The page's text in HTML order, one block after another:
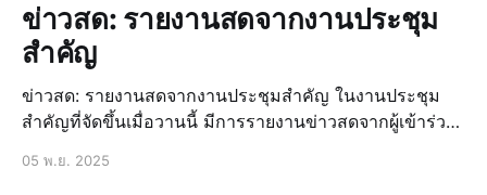
ข่าวสด: รายงานสดจากงานประชุม
สำคัญ
ข่าวสด: รายงานสดจากงานประชุมสำคัญ ในงานประชุม
สำคัญที่จัดขึ้นเมื่อวานนี้ มีการรายงานข่าวสดจากผู้เข้าร่วม
เสนอข้อมูลและข่าวสารที่เกี่ยวข้องกับประเด็นสำคัญที่ถูกพูด
05 พ.ย. 2025